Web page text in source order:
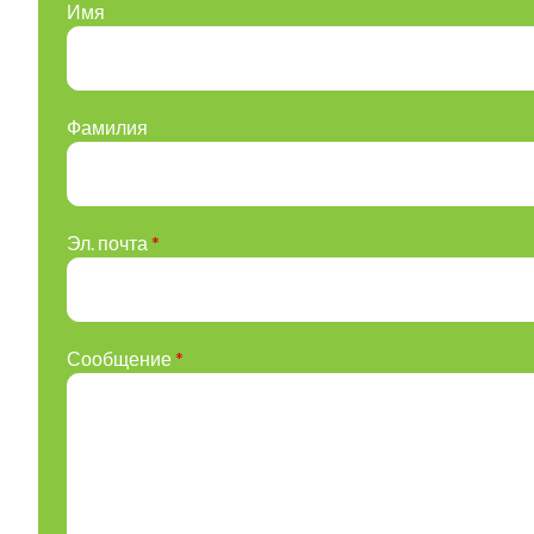
Имя
Фамилия
Эл. почта *
Сообщение*